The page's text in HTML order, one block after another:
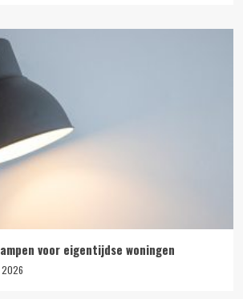
voor eigentijdse woningen